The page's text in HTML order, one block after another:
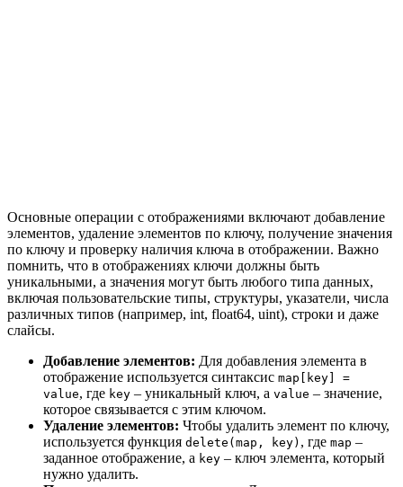
Основные операции с отображениями включают добавление
элементов, удаление элементов по ключу, получение значения
по ключу и проверку наличия ключа в отображении. Важно
помнить, что в отображениях ключи должны быть
уникальными, а значения могут быть любого типа данных,
включая пользовательские типы, структуры, указатели, числа
различных типов (например, int, float64, uint), строки и даже
слайсы.
Добавление элементов: Для добавления элемента в
отображение используется синтаксис map[key] =
value, где key – уникальный ключ, а value – значение,
которое связывается с этим ключом.
Удаление элементов: Чтобы удалить элемент по ключу,
используется функция delete(map, key) , где map –
заданное отображение, а key – ключ элемента, который
нужно удалить.